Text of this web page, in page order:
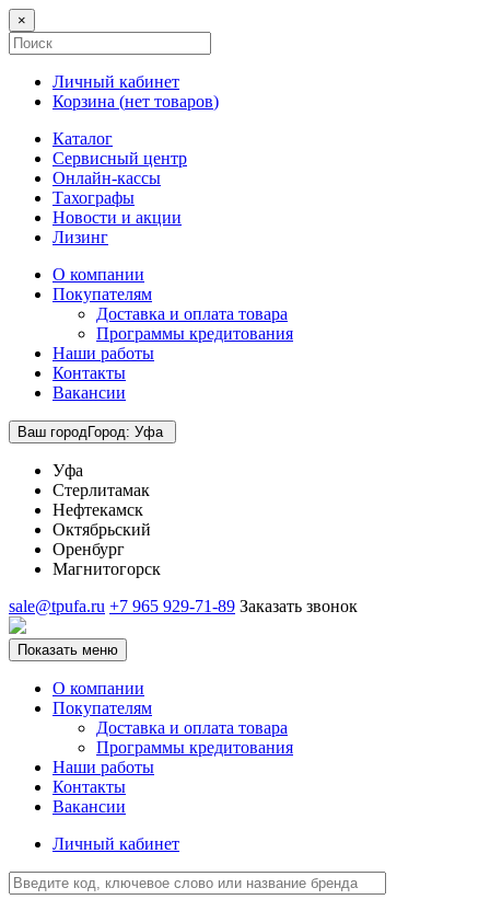
×
Личный кабинет
Корзина (нет товаров)
Каталог
Сервисный центр
Онлайн-кассы
Тахографы
Новости и акции
Лизинг
О компании
Покупателям
Доставка и оплата товара
Программы кредитования
Наши работы
Контакты
Вакансии
Ваш городГород: Уфа
Уфа
Стерлитамак
Нефтекамск
Октябрьский
Оренбург
Магнитогорск
sale@tpufa.ru +7 965 929-71-89 Заказать звонок
Показать меню
О компании
Покупателям
Доставка и оплата товара
Программы кредитования
Наши работы
Контакты
Вакансии
Личный кабинет